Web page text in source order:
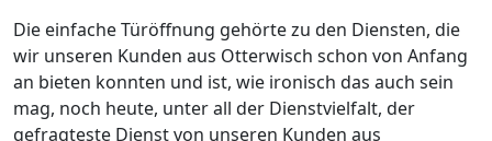
Die einfache Türöffnung gehörte zu den Diensten, die
wir unseren Kunden aus Otterwisch schon von Anfang
an bieten konnten und ist, wie ironisch das auch sein
mag, noch heute, unter all der Dienstvielfalt, der
gefragteste Dienst von unseren Kunden aus